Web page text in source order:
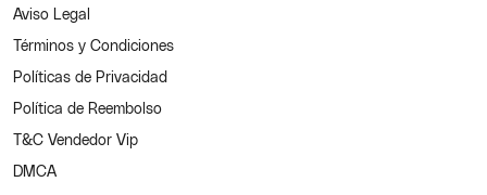
Aviso Legal
Términos y Condiciones
Políticas de Privacidad
Política de Reembolso
T&C Vendedor Vip
DMCA